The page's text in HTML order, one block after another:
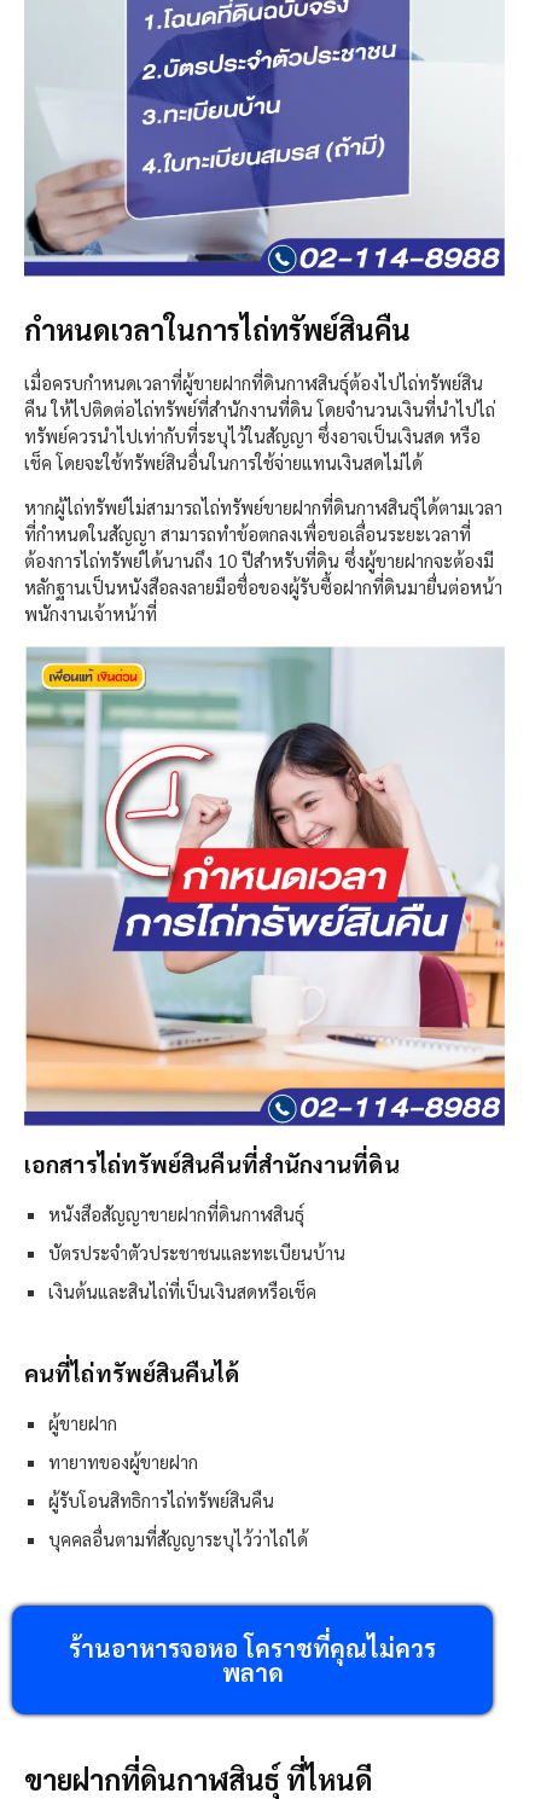
กำหนดเวลาในการไถ่ทรัพย์สินคืน
เมื่อครบกำหนดเวลาที่ผู้ขายฝากที่ดินกาฬสินธุ์ต้องไปไถ่ทรัพย์สิน
คืน ให้ไปติดต่อไถ่ทรัพย์ที่สำนักงานที่ดิน โดยจำนวนเงินที่นำไปไถ่
ทรัพย์ควรนำไปเท่ากับที่ระบุไว้ในสัญญา ซึ่งอาจเป็นเงินสด หรือ
เช็ค โดยจะใช้ทรัพย์สินอื่นในการใช้จ่ายแทนเงินสดไม่ได้
หากผู้ไถ่ทรัพย์ไม่สามารถไถ่ทรัพย์ขายฝากที่ดินกาฬสินธุ์ได้ตามเวลา
ที่กำหนดในสัญญา สามารถทำข้อตกลงเพื่อขอเลื่อนระยะเวลาที่
ต้องการไถ่ทรัพย์ได้นานถึง 10 ปีสำหรับที่ดิน ซึ่งผู้ขายฝากจะต้องมี
หลักฐานเป็นหนังสือลงลายมือชื่อของผู้รับซื้อฝากที่ดินมายื่นต่อหน้า
พนักงานเจ้าหน้าที่
เอกสารไถ่ทรัพย์สินคืนที่สำนักงานที่ดิน
หนังสือสัญญาขายฝากที่ดินกาฬสินธุ์
บัตรประจำตัวประชาชนและทะเบียนบ้าน
เงินต้นและสินไถ่ที่เป็นเงินสดหรือเช็ค
คนที่ไถ่ทรัพย์สินคืนได้
ผู้ขายฝาก
ทายาทของผู้ขายฝาก
ผู้รับโอนสิทธิการไถ่ทรัพย์สินคืน
บุคคลอื่นตามที่สัญญาระบุไว้ว่าไถ่ได้
ร้านอาหารจอหอ โคราชที่คุณไม่ควร
พลาด
ขายฝากที่ดินกาฬสินธุ์ ที่ไหนดี